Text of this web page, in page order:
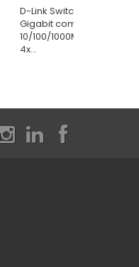
D-Link Switch Gerenciável
Gigabit com 24x
10/100/1000Mbps RJ45 +
4x...